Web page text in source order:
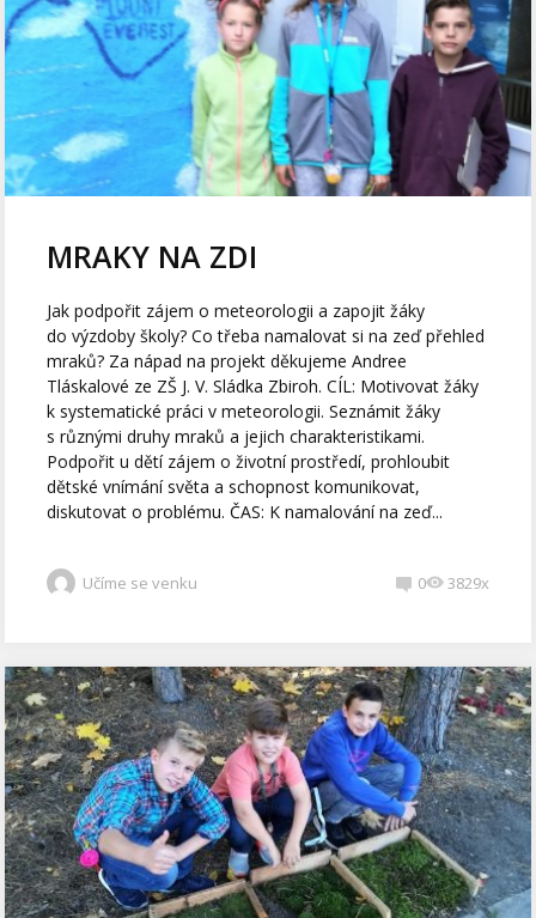
MRAKY NA ZDI
Jak podpořit zájem o meteorologii a zapojit žáky
do výzdoby školy? Co třeba namalovat si na zeď přehled
mraků? Za nápad na projekt děkujeme Andree
Tláskalové ze ZŠ J. V. Sládka Zbiroh. CÍL: Motivovat žáky
k systematické práci v meteorologii. Seznámit žáky
s různými druhy mraků a jejich charakteristikami.
Podpořit u dětí zájem o životní prostředí, prohloubit
dětské vnímání světa a schopnost komunikovat,
diskutovat o problému. ČAS: K namalování na zeď...
Učíme se venku 0 3829x